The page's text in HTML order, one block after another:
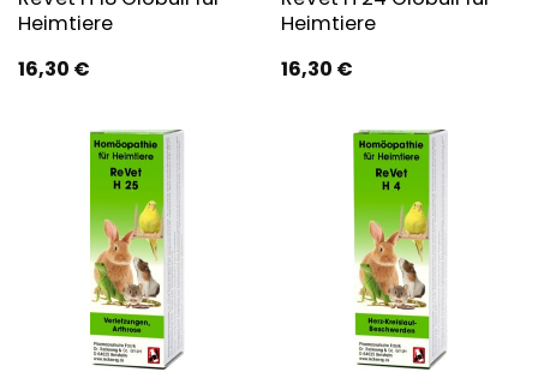
Heimtiere
16,30 €
Heimtiere
16,30 €